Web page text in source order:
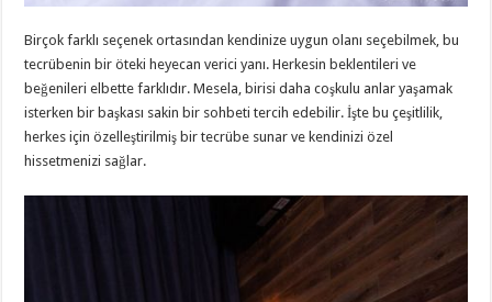
Birçok farklı seçenek ortasından kendinize uygun olanı seçebilmek, bu
tecrübenin bir öteki heyecan verici yanı. Herkesin beklentileri ve
beğenileri elbette farklıdır. Mesela, birisi daha coşkulu anlar yaşamak
isterken bir başkası sakin bir sohbeti tercih edebilir. İşte bu çeşitlilik,
herkes için özelleştirilmiş bir tecrübe sunar ve kendinizi özel
hissetmenizi sağlar.